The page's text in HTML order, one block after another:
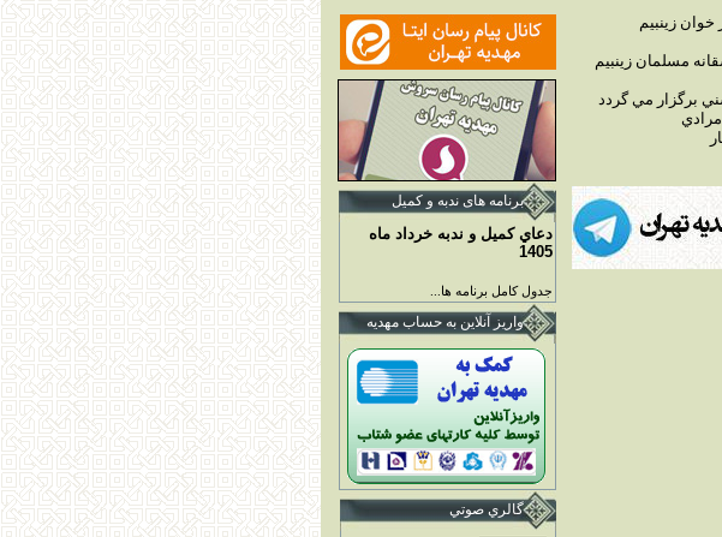
زينبيم
مسلمان زينبيم
برگزار مي گردد
برنامه های ندبه و کمیل
دعاي کميل و ندبه خرداد ماه
1405
جدول کامل برنامه ها...
واريز آنلاين به حساب مهديه
گالري صوتي